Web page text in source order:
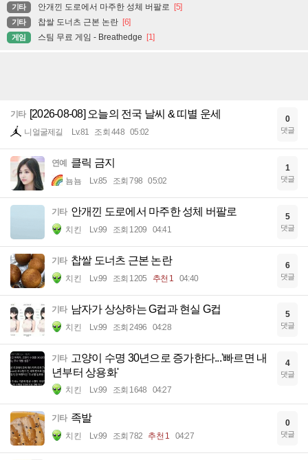
기타 안개낀 도로에서 마주한 성체 버팔로 [5]
기타 찹쌀 도너츠 근본 논란 [6]
게임 스팀 무료 게임 - Breathedge [1]
기타 [2026-08-08] 오늘의 전국 날씨 & 띠별 운세
니얼굴제길 Lv.81 조회 448 05:02
0
댓글
연예 클릭 금지
뇸뇸 Lv.85 조회 798 05:02
1
댓글
기타 안개낀 도로에서 마주한 성체 버팔로
치킨 Lv.99 조회 1209 04:41
5
댓글
기타 찹쌀 도너츠 근본 논란
치킨 Lv.99 조회 1205 추천 1 04:40
6
댓글
기타 남자가 상상하는 G컵과 현실 G컵
치킨 Lv.99 조회 2496 04:28
5
댓글
기타 고양이 수명 30년으로 증가한다...'빠르면 내
년부터 상용화'
치킨 Lv.99 조회 1648 04:27
4
댓글
기타 족발
치킨 Lv.99 조회 782 추천 1 04:27
0
댓글